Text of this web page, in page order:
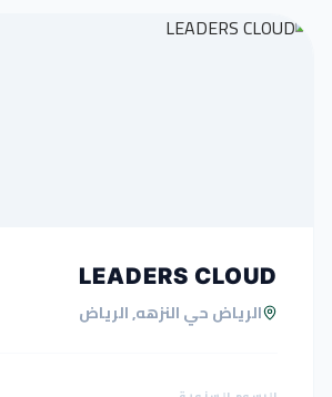
LEADERS CLOUD
الرياض حي النزهه, الرياض